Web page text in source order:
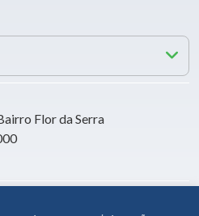
Flor da Serra